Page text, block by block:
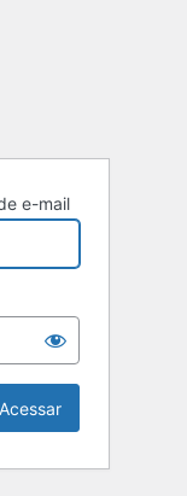
e-mail